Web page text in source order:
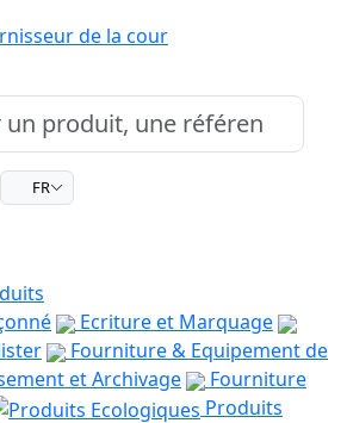
FR
Ecriture et Marquage
Fourniture & Equipement de
et Archivage
Fourniture
Produits